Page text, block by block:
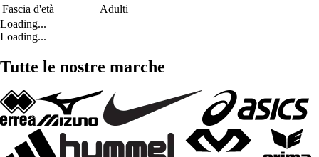
Fascia d'età
Adulti
Loading...
Loading...
Tutte le nostre marche